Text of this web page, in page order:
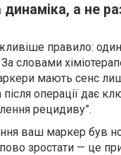
а не
правило: один
словами
мають сенс
операції дає
рецидиву”.
ваш маркер був
зростати — це